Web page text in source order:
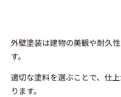
外壁塗装は建物の美観や耐久
す。
適切な塗料を選ぶことで、仕
ります。